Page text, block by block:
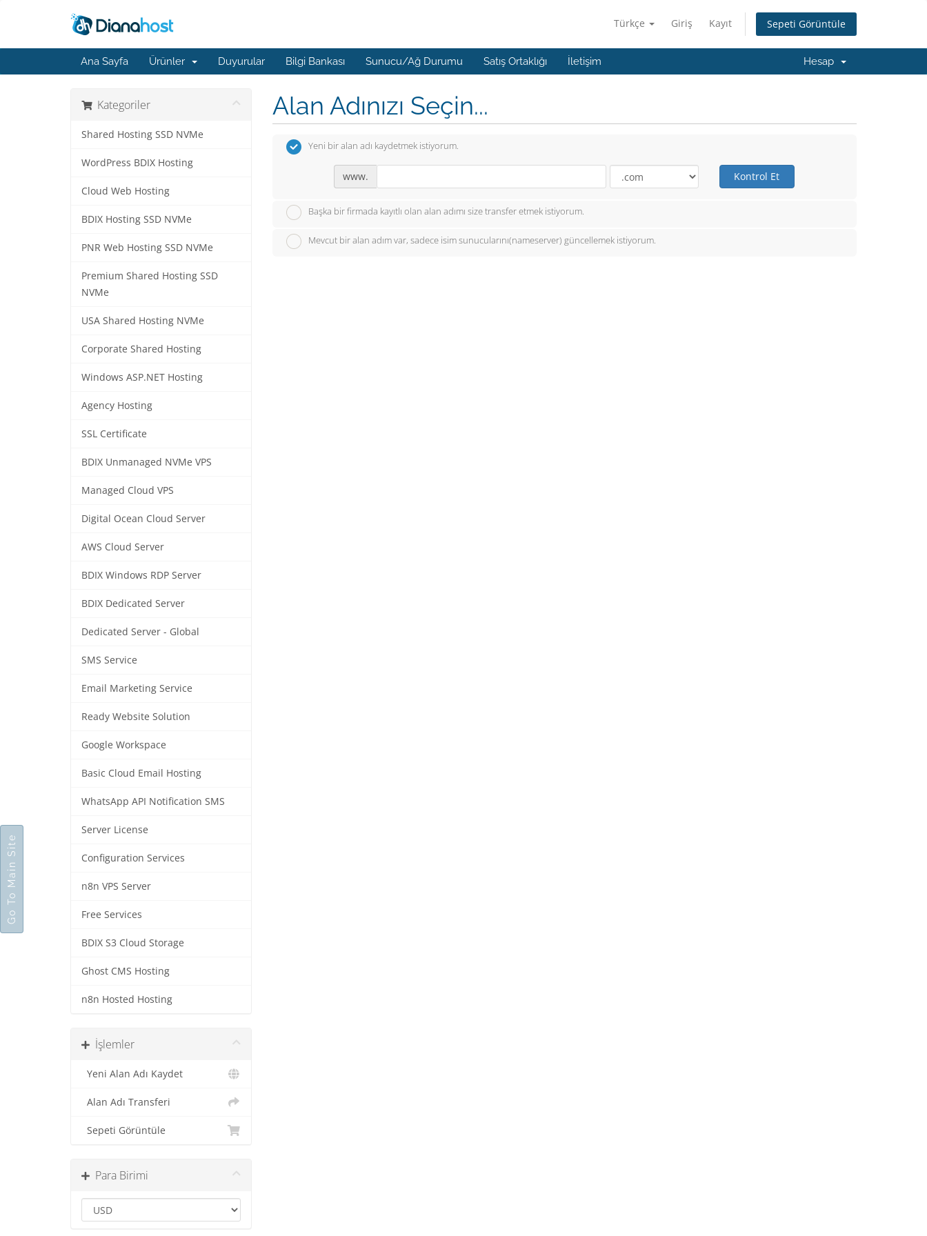
Türkçe Giriş Kayıt Sepeti Görüntüle
Ana Sayfa Ürünler Duyurular Bilgi Bankası Sunucu/Ağ Durumu Satış Ortaklığı İletişim Hesap
Kategoriler
Shared Hosting SSD NVMe
WordPress BDIX Hosting
Cloud Web Hosting
BDIX Hosting SSD NVMe
PNR Web Hosting SSD NVMe
Premium Shared Hosting SSD
NVMe
USA Shared Hosting NVMe
Corporate Shared Hosting
Windows ASP.NET Hosting
Agency Hosting
SSL Certificate
BDIX Unmanaged NVMe VPS
Managed Cloud VPS
Digital Ocean Cloud Server
AWS Cloud Server
BDIX Windows RDP Server
BDIX Dedicated Server
Dedicated Server - Global
SMS Service
Email Marketing Service
Ready Website Solution
Google Workspace
Basic Cloud Email Hosting
WhatsApp API Notification SMS
Server License
Configuration Services
n8n VPS Server
Free Services
BDIX S3 Cloud Storage
Ghost CMS Hosting
n8n Hosted Hosting
İşlemler
Yeni Alan Adı Kaydet
Alan Adı Transferi
Sepeti Görüntüle
Para Birimi
Alan Adınızı Seçin...
Yeni bir alan adı kaydetmek istiyorum.
www. Kontrol Et
Başka bir firmada kayıtlı olan alan adımı size transfer etmek istiyorum.
Mevcut bir alan adım var, sadece isim sunucularını(nameserver) güncellemek istiyorum.
Go To Main Site